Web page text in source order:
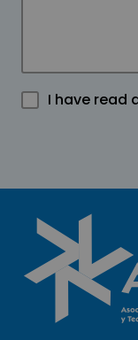
I have read